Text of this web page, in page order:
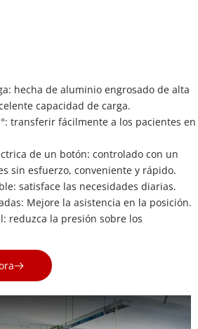
hecha de aluminio engrosado de alta
capacidad de carga.
transferir fácilmente a los pacientes en
de un botón: controlado con un
sin esfuerzo, conveniente y rápido.
satisface las necesidades diarias.
Mejore la asistencia en la posición.
reduzca la presión sobre los